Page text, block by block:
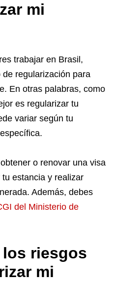
mi
trabajar en Brasil,
regularización para
En otras palabras, como
es regularizar tu
variar según tu
o renovar una visa
estancia y realizar
Además, debes
del Ministerio de
riesgos
mi